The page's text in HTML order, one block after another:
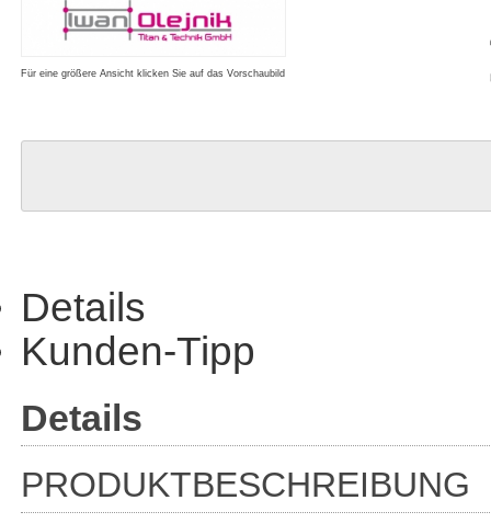
Für eine größere Ansicht klicken Sie auf das Vorschaubild
Details
Kunden-Tipp
Details
PRODUKTBESCHREIBUNG